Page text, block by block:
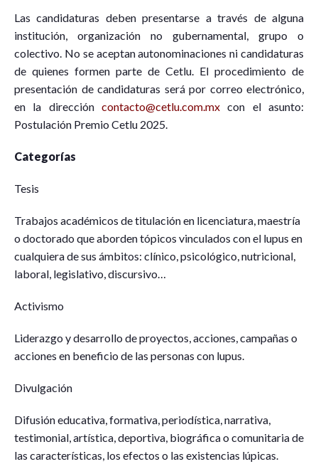
Las candidaturas deben presentarse a través de alguna
institución, organización no gubernamental, grupo o
colectivo. No se aceptan autonominaciones ni candidaturas
de quienes formen parte de Cetlu. El procedimiento de
presentación de candidaturas será por correo electrónico,
en la dirección contacto@cetlu.com.mx con el asunto:
Postulación Premio Cetlu 2025.
Categorías
Tesis
Trabajos académicos de titulación en licenciatura, maestría
o doctorado que aborden tópicos vinculados con el lupus en
cualquiera de sus ámbitos: clínico, psicológico, nutricional,
laboral, legislativo, discursivo…
Activismo
Liderazgo y desarrollo de proyectos, acciones, campañas o
acciones en beneficio de las personas con lupus.
Divulgación
Difusión educativa, formativa, periodística, narrativa,
testimonial, artística, deportiva, biográfica o comunitaria de
las características, los efectos o las existencias lúpicas.